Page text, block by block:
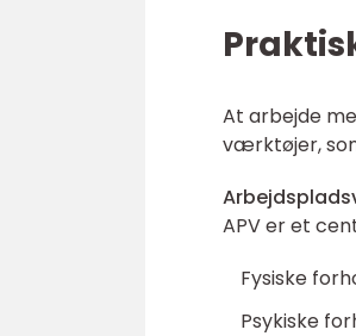
At arbejde
værktøjer,
APV er et
Fysiske
Psykiske